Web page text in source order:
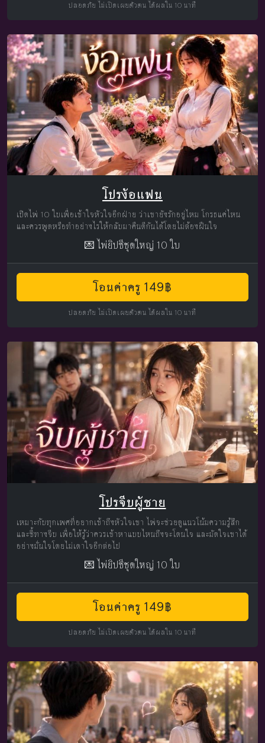
ปลอดภัย ไม่เปิดเผยตัวตน ได้ผลใน 10 นาที
โปรง้อแฟน
เปิดไพ่ 10 ใบเพื่อเข้าใจหัวใจอีกฝ่าย ว่าเขายังรักอยู่ไหม โกรธแค่ไหน
และควรพูดหรือทำอย่างไรให้กลับมาคืนดีกันได้โดยไม่ต้องฝืนใจ
💌 ไพ่ยิปซีชุดใหญ่ 10 ใบ
โอนค่าครู 149฿
ปลอดภัย ไม่เปิดเผยตัวตน ได้ผลใน 10 นาที
โปรจีบผู้ชาย
เหมาะกับทุกเพศที่อยากเข้าถึงหัวใจเขา ไพ่จะช่วยดูแนวโน้มความรู้สึก
และชี้ทางจีบ เพื่อให้รู้ว่าควรเข้าหาแบบไหนถึงจะโดนใจ และมัดใจเขาได้
อย่างมั่นใจโดยไม่เดาใจอีกต่อไป
💌 ไพ่ยิปซีชุดใหญ่ 10 ใบ
โอนค่าครู 149฿
ปลอดภัย ไม่เปิดเผยตัวตน ได้ผลใน 10 นาที